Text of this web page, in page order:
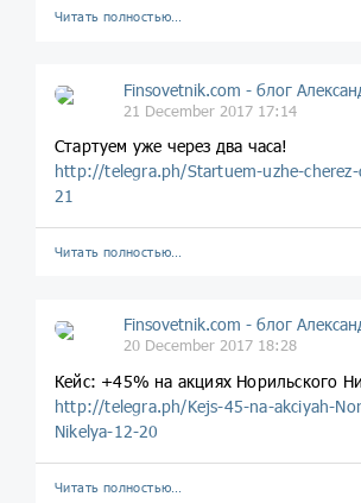
Читать полностью…
Finsovetnik.com - блог
21 December 2017 17:14
Стартуем уже через два часа!
http://telegra.ph/Startuem-uzhe-cherez-
21
Читать полностью…
Finsovetnik.com - блог
20 December 2017 18:28
Кейс: +45% на акциях Норильского
http://telegra.ph/Kejs-45-na-akciyah-
Nikelya-12-20
Читать полностью…